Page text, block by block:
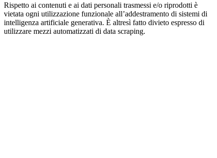
Rispetto ai contenuti e ai dati personali trasmessi e/o riprodotti è
vietata ogni utilizzazione funzionale all’addestramento di sistemi di
intelligenza artificiale generativa. È altresì fatto divieto espresso di
utilizzare mezzi automatizzati di data scraping.